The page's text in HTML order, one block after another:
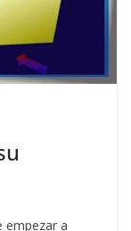
empezar a